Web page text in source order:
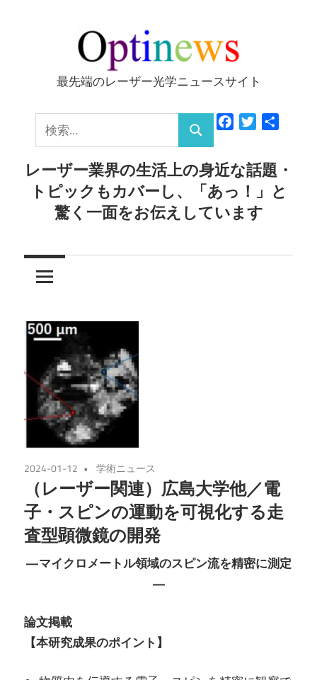
ッ
Optinews
最先端のレーザー光学ニュースサイト
索:
検
索
FacebookTwitter
レーザー業界の生活上の身近な話題・
トピックもカバーし、「あっ！」と
驚く一面をお伝えしています
2024-01-12 学術ニュース
（レーザー関連）広島大学他／電
子・スピンの運動を可視化する走
査型顕微鏡の開発
—マイクロメートル領域のスピン流を精密に測定
—
論文掲載
【本研究成果のポイント】